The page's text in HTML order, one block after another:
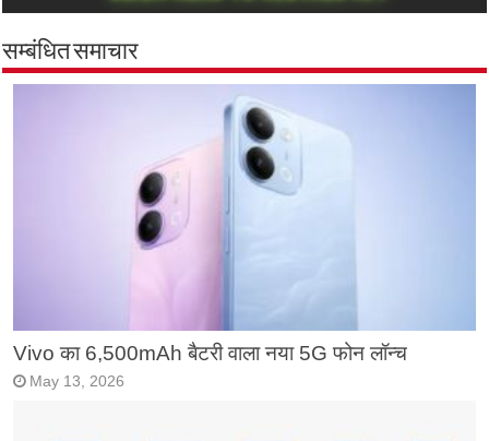
सम्बंधित समाचार
Vivo का 6,500mAh बैटरी वाला नया 5G फोन लॉन्च
May 13, 2026